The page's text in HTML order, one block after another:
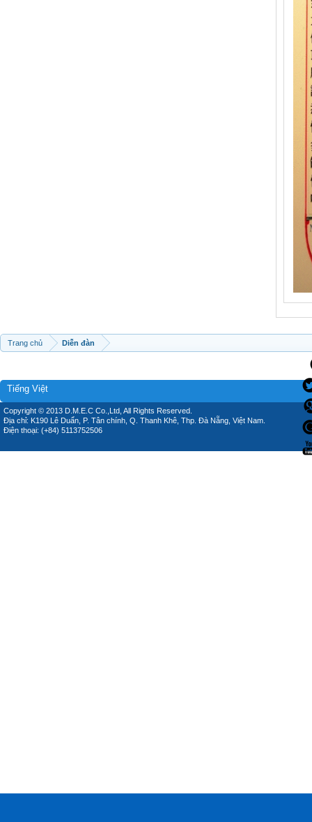
Trang chủ Diễn đàn
Tiếng Việt
Copyright © 2013 D.M.E.C Co.,Ltd, All Rights Reserved.
Địa chỉ: K190 Lê Duẩn, P. Tân chính, Q. Thanh Khê, Thp. Đà Nẵng, Việt Nam.
Điện thoại: (+84) 5113752506